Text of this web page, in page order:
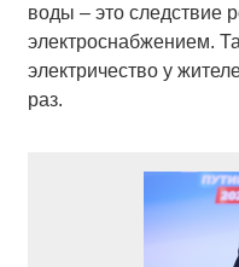
воды – это следствие
электроснабжением.
электричество у
раз.